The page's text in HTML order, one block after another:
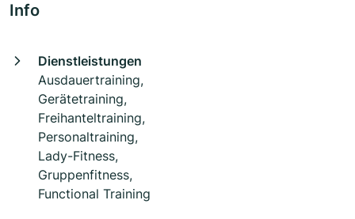
Info
Dienstleistungen
Ausdauertraining,
Gerätetraining,
Freihanteltraining,
Personaltraining,
Lady-Fitness,
Gruppenfitness,
Functional Training